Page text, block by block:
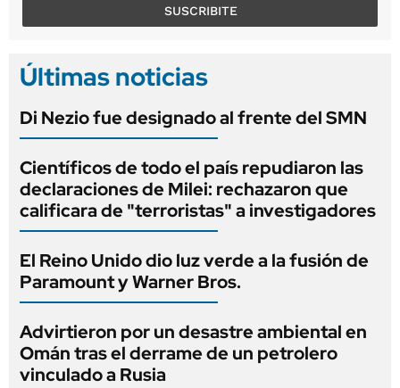
SUSCRIBITE
Últimas noticias
Di Nezio fue designado al frente del SMN
Científicos de todo el país repudiaron las
declaraciones de Milei: rechazaron que
calificara de "terroristas" a investigadores
El Reino Unido dio luz verde a la fusión de
Paramount y Warner Bros.
Advirtieron por un desastre ambiental en
Omán tras el derrame de un petrolero
vinculado a Rusia